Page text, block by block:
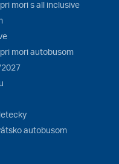
mori s all inclusive
mori autobusom
autobusom